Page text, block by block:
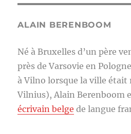
ALAIN BERENBOOM
Né à Bruxelles d’un père
près de Varsovie en
à Vilno lorsque la ville était
Vilnius), Alain Berenboom
écrivain belge de langue